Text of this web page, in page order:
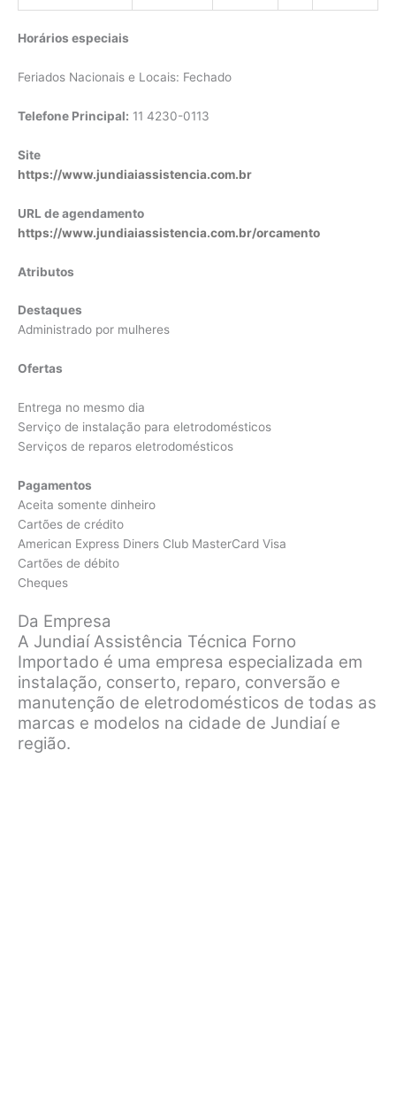
Horários especiais
Feriados Nacionais e Locais: Fechado
Telefone Principal: 11 4230-0113
Site
https://www.jundiaiassistencia.com.br
URL de agendamento
https://www.jundiaiassistencia.com.br/orcamento
Atributos
Destaques
Administrado por mulheres
Ofertas
Entrega no mesmo dia
Serviço de instalação para eletrodomésticos
Serviços de reparos eletrodomésticos
Pagamentos
Aceita somente dinheiro
Cartões de crédito
American Express Diners Club MasterCard Visa
Cartões de débito
Cheques
Da Empresa
A Jundiaí Assistência Técnica Forno
Importado é uma empresa especializada em
instalação, conserto, reparo, conversão e
manutenção de eletrodomésticos de todas as
marcas e modelos na cidade de Jundiaí e
região.